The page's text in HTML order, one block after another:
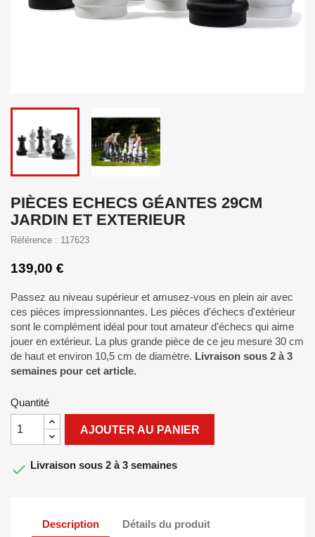
PIÈCES ECHECS GÉANTES 29CM
JARDIN ET EXTERIEUR
Référence : 117623
139,00 €
Passez au niveau supérieur et amusez-vous en plein air avec
ces pièces impressionnantes. Les pièces d'échecs d'extérieur
sont le complément idéal pour tout amateur d'échecs qui aime
jouer en extérieur. La plus grande pièce de ce jeu mesure 30 cm
de haut et environ 10,5 cm de diamètre. Livraison sous 2 à 3
semaines pour cet article.
Quantité
AJOUTER AU PANIER
 Livraison sous 2 à 3 semaines
Description Détails du produit